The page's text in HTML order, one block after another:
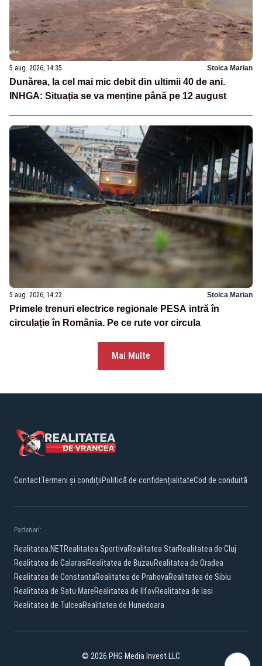
5 aug. 2026, 14:35 Stoica Marian
Dunărea, la cel mai mic debit din ultimii 40 de ani.
INHGA: Situația se va menține până pe 12 august
5 aug. 2026, 14:22 Stoica Marian
Primele trenuri electrice regionale PESA intră în
circulație în România. Pe ce rute vor circula
Mai Multe
ContactTermeni și condițiiPolitică de confidențialitateCod de conduită
Parteneri:
Realitatea.NETRealitatea SportivaRealitatea StarRealitatea de Cluj
Realitatea de CalarasiRealitatea de BuzauRealitatea de Oradea
Realitatea de ConstantaRealitatea de PrahovaRealitatea de Sibiu
Realitatea de Satu MareRealitatea de IlfovRealitatea de Iasi
Realitatea de TulceaRealitatea de Hunedoara
© 2026 PHG Media Invest LLC